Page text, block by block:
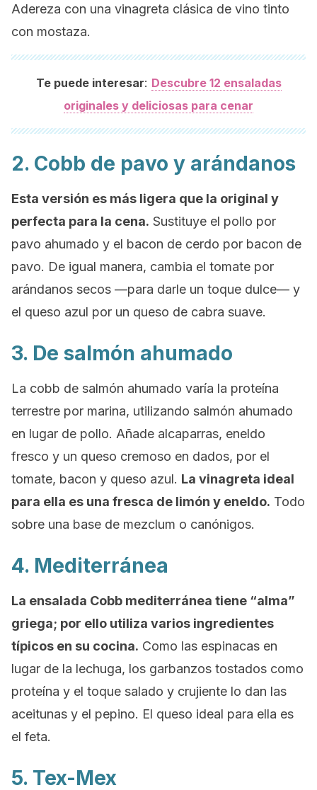
Adereza con una vinagreta clásica de vino tinto
con mostaza.
Te puede interesar: Descubre 12 ensaladas
originales y deliciosas para cenar
2. Cobb de pavo y arándanos
Esta versión es más ligera que la original y
perfecta para la cena. Sustituye el pollo por
pavo ahumado y el bacon de cerdo por bacon de
pavo. De igual manera, cambia el tomate por
arándanos secos —para darle un toque dulce— y
el queso azul por un queso de cabra suave.
3. De salmón ahumado
La cobb de salmón ahumado varía la proteína
terrestre por marina, utilizando salmón ahumado
en lugar de pollo. Añade alcaparras, eneldo
fresco y un queso cremoso en dados, por el
tomate, bacon y queso azul. La vinagreta ideal
para ella es una fresca de limón y eneldo. Todo
sobre una base de mezclum o canónigos.
4. Mediterránea
La ensalada Cobb mediterránea tiene “alma”
griega; por ello utiliza varios ingredientes
típicos en su cocina. Como las espinacas en
lugar de la lechuga, los garbanzos tostados como
proteína y el toque salado y crujiente lo dan las
aceitunas y el pepino. El queso ideal para ella es
el feta.
5. Tex-Mex